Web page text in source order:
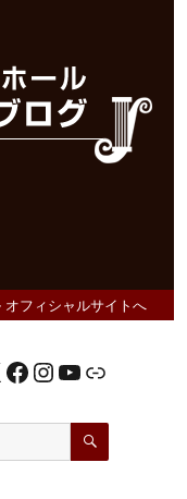
フィシャルサイトへ
Facebook
Instagram
YouTube
公式HP
SEARCH